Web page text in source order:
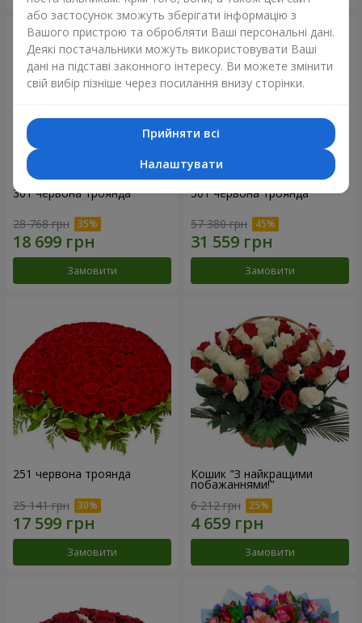
301 червона троянда
28 768 грн
Замовити
501 червона троянда
57 380 грн
Замовити
251 червона троянда
25 141 грн
Замовити
Кошик "З найкращими
побажаннями!"
6 212 грн
Замовити
або застосунок зможуть зберігати інформацію з
Вашого пристрою та обробляти Ваші персональні дані.
Деякі постачальники можуть використовувати Ваші
дані на підставі законного інтересу. Ви можете змінити
свій вибір пізніше через посилання внизу сторінки.
Прийняти всі
Налаштувати